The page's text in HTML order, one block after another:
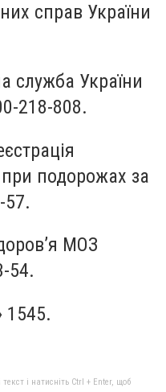
справ України
служба України
218-808.
подорожах за
57.
МОЗ
54.
1545.
і натисніть Ctrl + Enter, щоб